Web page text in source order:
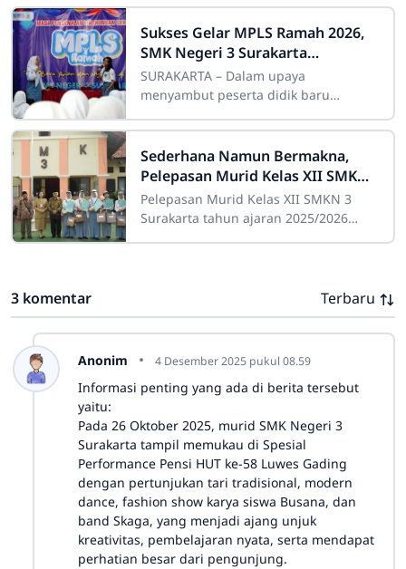
pelestarian lingkungan sebagai wujud
nyata
Sukses Gelar MPLS Ramah 2026,
SMK Negeri 3 Surakarta
Wujudkan Generasi "Moncer
Telu" yang Berkarakter
SURAKARTA – Dalam upaya
menyambut peserta didik baru
inklusif, SMK Negeri 3 Surakarta
sukses menyelenggarakan
Sederhana Namun Bermakna,
Pelepasan Murid Kelas XII SMKN
3 Surakarta Berlangsung Khidmat
Pelepasan Murid Kelas XII SMKN 3
Surakarta tahun ajaran 2025/2026
3 komentar Terbaru
Anonim 4 Desember 2025 pukul 08.59
Informasi penting yang ada di berita tersebut
yaitu:
Pada 26 Oktober 2025, murid SMK Negeri 3
Surakarta tampil memukau di Spesial
Performance Pensi HUT ke-58 Luwes Gading
dengan pertunjukan tari tradisional, modern
dance, fashion show karya siswa Busana, dan
band Skaga, yang menjadi ajang unjuk
kreativitas, pembelajaran nyata, serta mendapat
perhatian besar dari pengunjung.